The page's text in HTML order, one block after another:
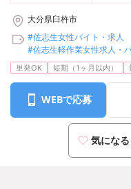
大分県臼杵市
#佐志生女性バイト・求人
#佐志生軽作業女性求人・
単発OK 短期（1ヶ月以内）
WEBで応募
気になる